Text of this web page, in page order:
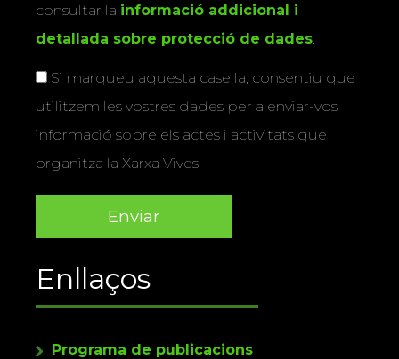
consultar la informació addicional i
detallada sobre protecció de dades.
Si marqueu aquesta casella, consentiu que
utilitzem les vostres dades per a enviar-vos
informació sobre els actes i activitats que
organitza la Xarxa Vives.
Enllaços
Programa de publicacions